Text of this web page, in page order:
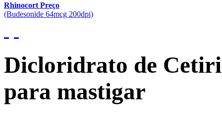
Rhinocort Preço
(Budesonide 64mcg 200dpi)
Dicloridrato de
para mastigar